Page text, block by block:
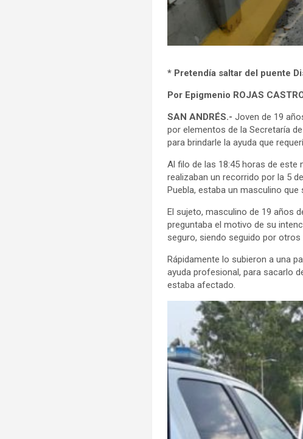
* Pretendía saltar del puente
Por Epigmenio ROJAS
SAN ANDRÉS.- Joven de 19
por elementos de la Secretaría
para brindarle la ayuda que
Al filo de las 18:45 horas de este
realizaban un recorrido por la 5
Puebla, estaba un masculino
El sujeto, masculino de 19 años
preguntaba el motivo de su
seguro, siendo seguido por otros
Rápidamente lo subieron a una
ayuda profesional, para sacarlo
estaba afectado.